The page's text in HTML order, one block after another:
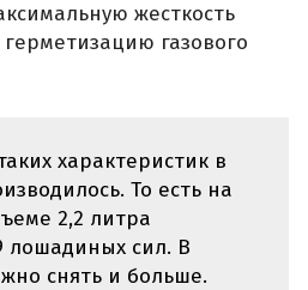
жесткость
газового
характеристик в
То есть на
2,2 литра
лошадиных сил. В
снять и больше.